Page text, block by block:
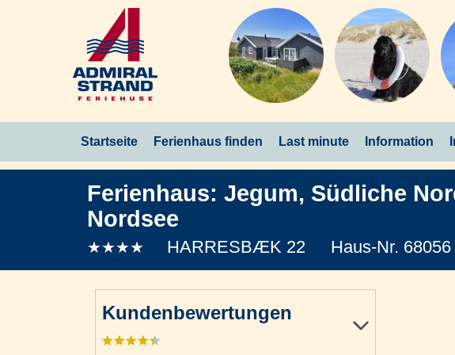
Startseite Ferienhaus finden Last minute Information
Ferienhaus: Jegum, Südliche
Nordsee
★★★★ HARRESBÆK 22 Haus-Nr. 68056
Kundenbewertungen